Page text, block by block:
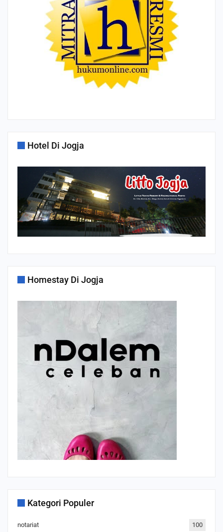
Hotel Di Jogja
Homestay Di Jogja
Kategori Populer
notariat 100